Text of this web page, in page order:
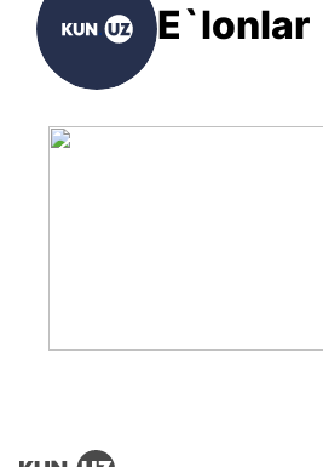
E`lonlar